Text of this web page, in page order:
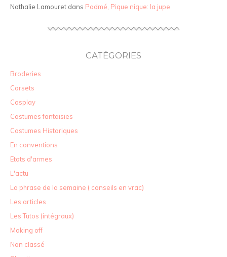
Nathalie Lamouret dans Padmé, Pique nique: la jupe
CATÉGORIES
Broderies
Corsets
Cosplay
Costumes fantaisies
Costumes Historiques
En conventions
Etats d'armes
L'actu
La phrase de la semaine ( conseils en vrac)
Les articles
Les Tutos (intégraux)
Making off
Non classé